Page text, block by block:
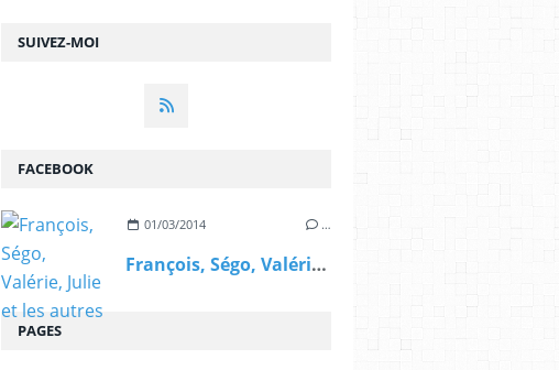
SUIVEZ-MOI
FACEBOOK
01/03/2014 …
François, Ségo, Valérie, Julie et les autres
PAGES